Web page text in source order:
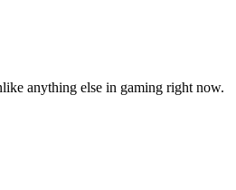
anything else in gaming right now.